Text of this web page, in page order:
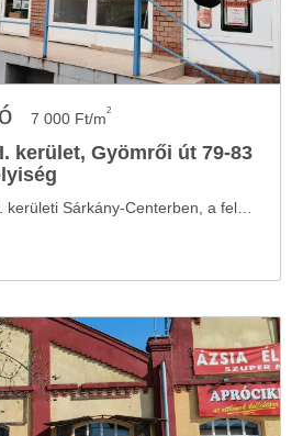
7 000 Ft/m2
kerület, Gyömrői út 79-83